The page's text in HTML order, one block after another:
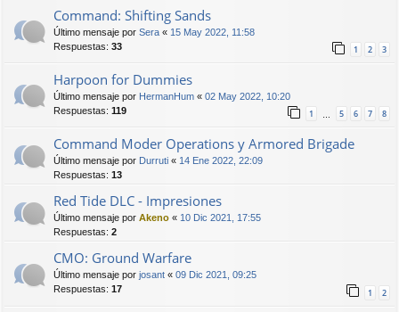
Command: Shifting Sands
Último mensaje por Sera « 15 May 2022, 11:58
Respuestas: 33 1 2 3
Harpoon for Dummies
Último mensaje por HermanHum « 02 May 2022, 10:20
Respuestas: 119 1 … 5 6 7 8
Command Moder Operations y Armored Brigade
Último mensaje por Durruti « 14 Ene 2022, 22:09
Respuestas: 13
Red Tide DLC - Impresiones
Último mensaje por Akeno « 10 Dic 2021, 17:55
Respuestas: 2
CMO: Ground Warfare
Último mensaje por josant « 09 Dic 2021, 09:25
Respuestas: 17 1 2